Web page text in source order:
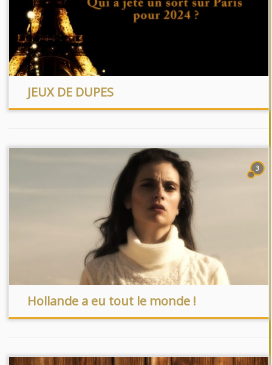
JEUX DE DUPES
3
Hollande a eu tout le monde !